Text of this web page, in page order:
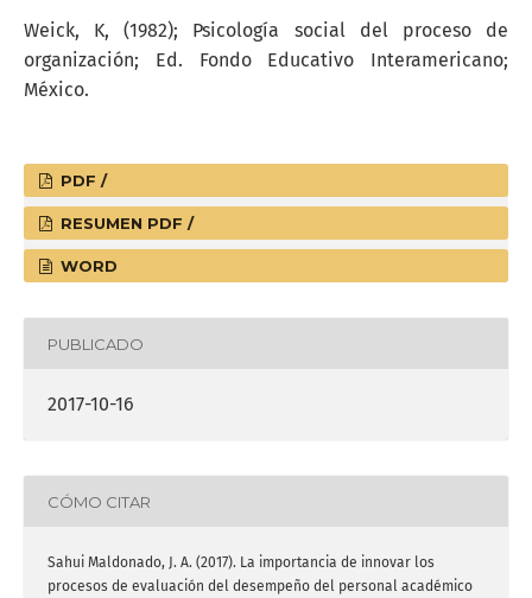
Weick, K, (1982); Psicología social del proceso de
organización; Ed. Fondo Educativo Interamericano;
México.
PDF /
RESUMEN PDF /
WORD
PUBLICADO
2017-10-16
CÓMO CITAR
Sahui Maldonado, J. A. (2017). La importancia de innovar los
procesos de evaluación del desempeño del personal académico